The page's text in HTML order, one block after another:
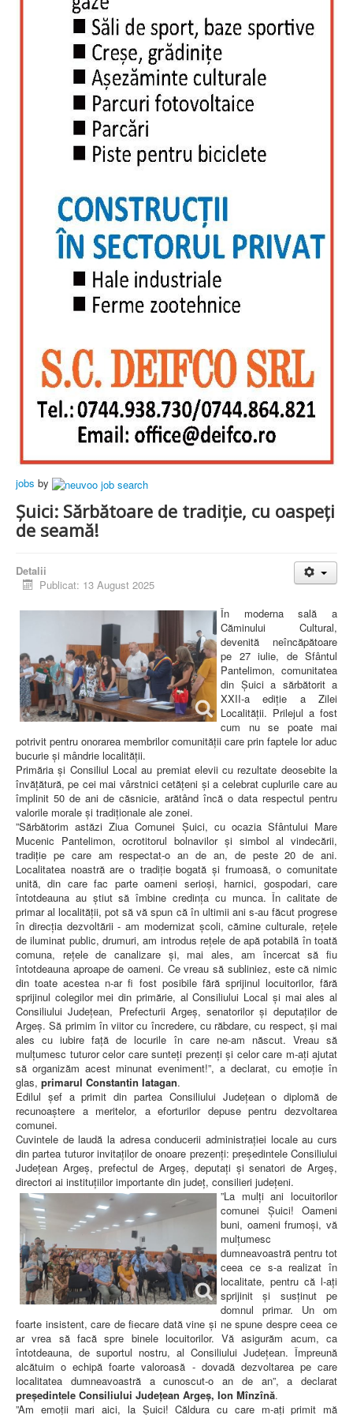
jobs by
Șuici: Sărbătoare de tradiție, cu oaspeți
de seamă!
Detalii
Publicat: 13 August 2025
În moderna sală a
Căminului Cultural,
devenită neîncăpătoare
pe 27 iulie, de Sfântul
Pantelimon, comunitatea
din Șuici a sărbătorit a
XXII-a ediție a Zilei
Localității. Prilejul a fost
cum nu se poate mai
potrivit pentru onorarea membrilor comunității care prin faptele lor aduc
bucurie și mândrie localității.
Primăria și Consiliul Local au premiat elevii cu rezultate deosebite la
învățătură, pe cei mai vârstnici cetățeni și a celebrat cuplurile care au
împlinit 50 de ani de căsnicie, arătând încă o data respectul pentru
valorile morale și tradiționale ale zonei.
”Sărbătorim astăzi Ziua Comunei Șuici, cu ocazia Sfântului Mare
Mucenic Pantelimon, ocrotitorul bolnavilor și simbol al vindecării,
tradiție pe care am respectat-o an de an, de peste 20 de ani.
Localitatea noastră are o tradiție bogată și frumoasă, o comunitate
unită, din care fac parte oameni serioși, harnici, gospodari, care
întotdeauna au știut să îmbine credința cu munca. În calitate de
primar al localității, pot să vă spun că în ultimii ani s-au făcut progrese
în direcția dezvoltării - am modernizat școli, cămine culturale, rețele
de iluminat public, drumuri, am introdus rețele de apă potabilă în toată
comuna, rețele de canalizare și, mai ales, am încercat să fiu
întotdeauna aproape de oameni. Ce vreau să subliniez, este că nimic
din toate acestea n-ar fi fost posibile fără sprijinul locuitorilor, fără
sprijinul colegilor mei din primărie, al Consiliului Local și mai ales al
Consiliului Județean, Prefecturii Argeș, senatorilor și deputaților de
Argeș. Să primim în viitor cu încredere, cu răbdare, cu respect, și mai
ales cu iubire față de locurile în care ne-am născut. Vreau să
mulțumesc tuturor celor care sunteți prezenți și celor care m-ați ajutat
să organizăm acest minunat eveniment!”, a declarat, cu emoție în
glas, primarul Constantin Iatagan.
Edilul șef a primit din partea Consiliului Județean o diplomă de
recunoaștere a meritelor, a eforturilor depuse pentru dezvoltarea
comunei.
Cuvintele de laudă la adresa conducerii administrației locale au curs
din partea tuturor invitaților de onoare prezenți: președintele Consiliului
Județean Argeș, prefectul de Argeș, deputați și senatori de Argeș,
directori ai instituțiilor importante din județ, consilieri județeni.
”La mulți ani locuitorilor
comunei Șuici! Oameni
buni, oameni frumoși, vă
mulțumesc
dumneavoastră pentru tot
ceea ce s-a realizat în
localitate, pentru că l-ați
sprijinit și susținut pe
domnul primar. Un om
foarte insistent, care de fiecare dată vine și ne spune despre ceea ce
ar vrea să facă spre binele locuitorilor. Vă asigurăm acum, ca
întotdeauna, de suportul nostru, al Consiliului Județean. Împreună
alcătuim o echipă foarte valoroasă - dovadă dezvoltarea pe care
localitatea dumneavoastră a cunoscut-o an de an”, a declarat
președintele Consiliului Județean Argeș, Ion Mînzînă.
”Am emoții mari aici, la Șuici! Căldura cu care m-ați primit mă